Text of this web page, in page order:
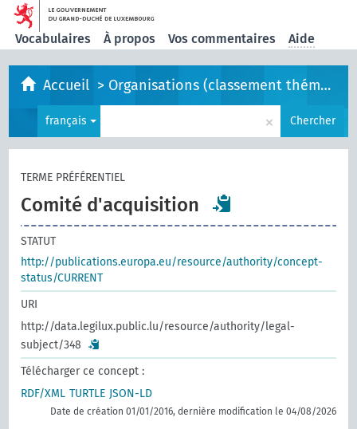
Vocabulaires À propos Vos commentaires Aide
Accueil > Organisations (classement thématique)
français × Chercher
TERME PRÉFÉRENTIEL
Comité d'acquisition
STATUT
http://publications.europa.eu/resource/authority/concept-
status/CURRENT
URI
http://data.legilux.public.lu/resource/authority/legal-
subject/348
Télécharger ce concept :
RDF/XML TURTLE JSON-LD
Date de création 01/01/2016, dernière modification le 04/08/2026